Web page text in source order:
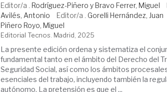
Editor/a . Rodríguez-Piñero y Bravo Ferrer, Miguel
Avilés, Antonio
Editor/a . Gorelli Hernández, Juan
Piñero Royo, Miguel
Editorial Tecnos. Madrid, 2025
La presente edición ordena y sistematiza el
fundamental tanto en el ámbito del Derecho del
Seguridad Social, así como los ámbitos
esenciales del trabajo, incluyendo también la
autónomo. La pretensión es que el ...